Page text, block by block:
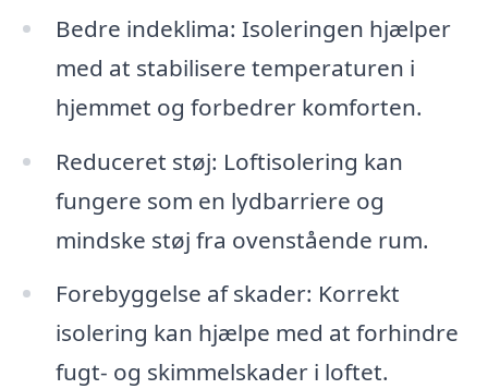
Bedre indeklima: Isoleringen hjælper
med at stabilisere temperaturen i
hjemmet og forbedrer komforten.
Reduceret støj: Loftisolering kan
fungere som en lydbarriere og
mindske støj fra ovenstående rum.
Forebyggelse af skader: Korrekt
isolering kan hjælpe med at forhindre
fugt- og skimmelskader i loftet.